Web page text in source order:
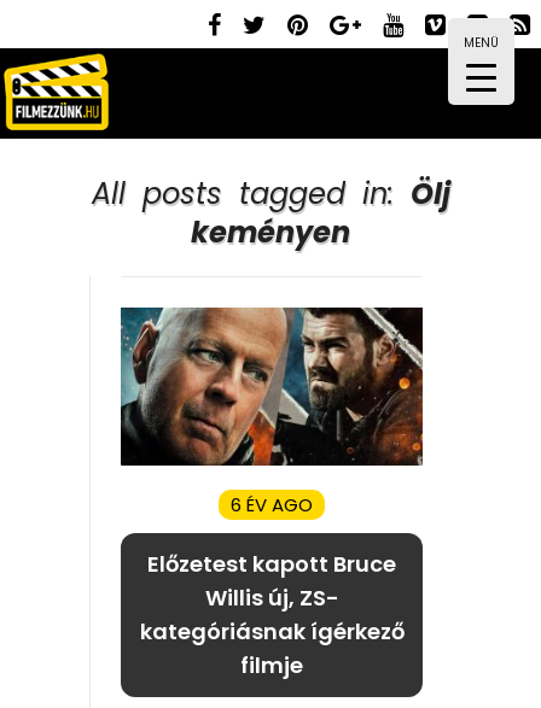
MENÜ
All posts tagged in: Ölj
keményen
6 ÉV AGO
Előzetest kapott Bruce
Willis új, ZS-
kategóriásnak ígérkező
filmje